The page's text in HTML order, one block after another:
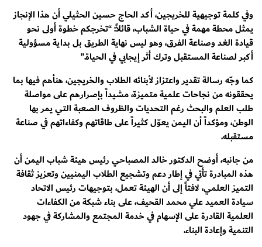
وفي كلمة توجيهية للخريجين، أكد الحاج حسين الحثيلي أن هذا الإنجاز
يمثل محطة مهمة في حياة الشباب، قائلاً: “تخرجكم خطوة أولى نحو
قيادة الغد وصناعة الفرق، وهو ليس نهاية الطريق بل بداية مسؤولية
أكبر لصناعة المستقبل وترك أثر إيجابي في الحياة.”
كما وجّه رسالة تقدير واعتزاز لأبنائه الطلاب والخريجين، هنأهم فيها بما
يحققونه من نجاحات علمية متميزة، مشيداً بإصرارهم على مواصلة
طلب العلم والبحث رغم التحديات والظروف الصعبة التي يمر بها
الوطن، ومؤكداً أن اليمن يعوّل كثيراً على طاقاتهم وكفاءاتهم في صناعة
مستقبله.
من جانبه، أوضح الدكتور خالد المصباحي رئيس هيئة شباب اليمن أن
هذه المبادرة تأتي في إطار دعم وتشجيع الطلاب اليمنيين وتعزيز ثقافة
التميز العلمي، لافتاً إلى أن الهيئة تعمل، بتوجيهات رئيس الاتحاد
سيادة العميد علي محمد القحيف، على بناء شبكة من الكفاءات
العلمية القادرة على الإسهام في خدمة المجتمع والمشاركة في جهود
التنمية وإعادة البناء.